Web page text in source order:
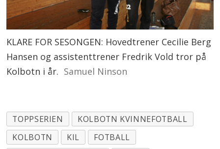
KLARE FOR SESONGEN: Hovedtrener Cecilie Berg
Hansen og assistenttrener Fredrik Vold tror på
Kolbotn i år. Samuel Ninson
TOPPSERIEN
KOLBOTN KVINNEFOTBALL
KOLBOTN
KIL
FOTBALL